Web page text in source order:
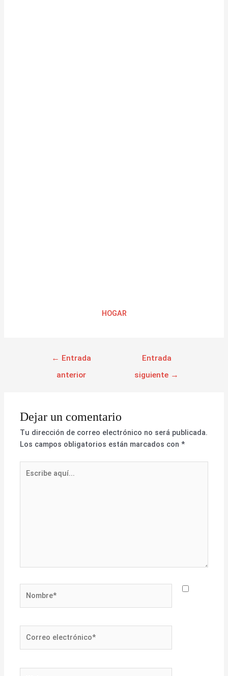
HOGAR
← Entrada
anterior
Entrada
siguiente →
Dejar un comentario
Tu dirección de correo electrónico no será publicada.
Los campos obligatorios están marcados con*
aquí...
electrónico*